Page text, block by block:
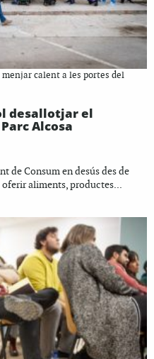
menjar calent a les portes del
desallotjar el
Alcosa
de Consum en desús des de
oferir aliments, productes...